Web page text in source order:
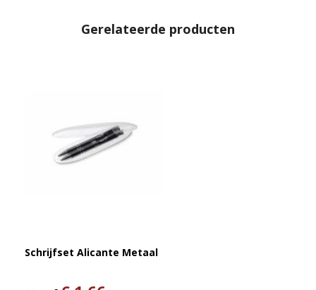
Gerelateerde producten
Schrijfset Alicante Metaal